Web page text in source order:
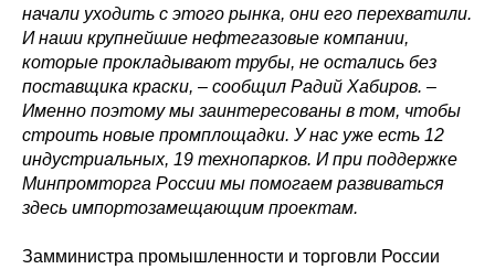
начали уходить с этого рынка, они его перехватили.
И наши крупнейшие нефтегазовые компании,
которые прокладывают трубы, не остались без
поставщика краски, – сообщил Радий Хабиров. –
Именно поэтому мы заинтересованы в том, чтобы
строить новые промплощадки. У нас уже есть 12
индустриальных, 19 технопарков. И при поддержке
Минпромторга России мы помогаем развиваться
здесь импортозамещающим проектам.
Замминистра промышленности и торговли России